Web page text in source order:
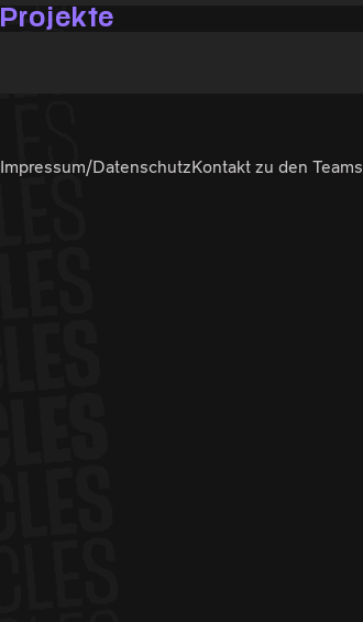
Projekte
Impressum/DatenschutzKontakt zu den Teams